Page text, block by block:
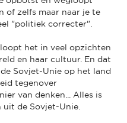
of zelfs maar naar je te
"politiek correcter".
loopt het in veel opzichten
en haar cultuur. En dat
Sovjet-Unie op het land
tegenover
van denken... Alles is
de Sovjet-Unie.